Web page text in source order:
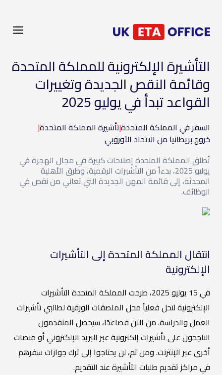
التأشيرة الإلكترونية للمملكة المتحدة
وقائمة النقص الجديدة وتغييرات
القواعد تبدأ في يوليو 2025
السفر في المملكة المتحدة|تأشيرة المملكة المتحدة|
خروج بريطانيا من الاتحاد الأوروبي
تُطلق المملكة المتحدة إصلاحات كبيرة في مجال الهجرة في
يوليو 2025، بدءاً من التأشيرات الرقمية، وطرق الأهلية
المحدثة، إلى قائمة المهن الجديدة التي تعاني من نقص في
الوظائف.
انتقال المملكة المتحدة إلى التأشيرات
الإلكترونية
في 15 يوليو 2025، طرحت المملكة المتحدة التأشيرات
الإلكترونية لتحل فعلياً محل الملصقات الورقية لطالبي تأشيرات
العمل والدراسة. من الآن فصاعدًا، سيحصل المتقدمون
الناجحون على تأشيرات إلكترونية عبر البريد الإلكتروني أو منصات
أخرى عبر الإنترنت. ومن ثم، لن يحتاجوا إلى ترك جوازات سفرهم
في مراكز تقديم طلبات التأشيرة عند التقديم.